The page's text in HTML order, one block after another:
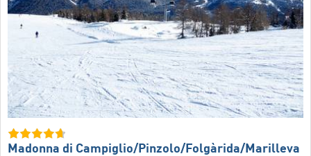
Madonna di Campiglio/​Pinzolo/​Folgàrida/​Marilleva